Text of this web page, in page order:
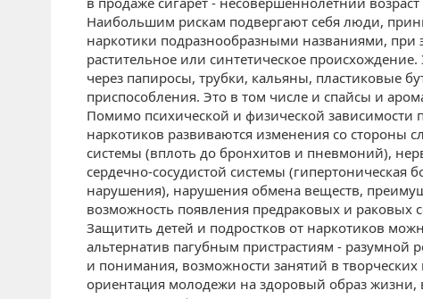
Наибольшим рискам подвергают себя люди,
наркотики подразнообразными названиями, при
растительное или синтетическое
через папиросы, трубки, кальяны, пластиковые
приспособления. Это в том числе и спайсы и
Помимо психической и физической зависимости
наркотиков развиваются изменения со стороны
системы (вплоть до бронхитов и пневмоний),
сердечно-сосудистой системы (гипертоническая
нарушения), нарушения обмена веществ,
возможность появления предраковых и раковых
Защитить детей и подростков от наркотиков
альтернатив пагубным пристрастиям -
и понимания, возможности занятий в творческих
ориентация молодежи на здоровый образ